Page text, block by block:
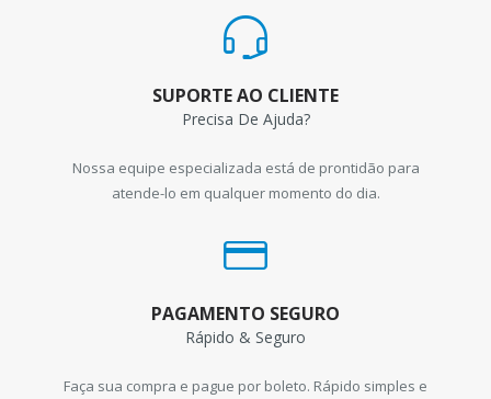
SUPORTE AO CLIENTE
Precisa De Ajuda?
Nossa equipe especializada está de prontidão para
atende-lo em qualquer momento do dia.
PAGAMENTO SEGURO
Rápido & Seguro
Faça sua compra e pague por boleto. Rápido simples e